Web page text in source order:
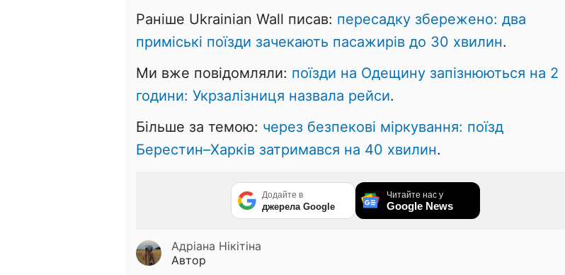
Раніше Ukrainian Wall писав: пересадку збережено: два
приміські поїзди зачекають пасажирів до 30 хвилин.
Ми вже повідомляли: поїзди на Одещину запізнюються на 2
години: Укрзалізниця назвала рейси.
Більше за темою: через безпекові міркування: поїзд
Берестин–Харків затримався на 40 хвилин.
Додайте в
джерела Google
Читайте нас у
Google News
Адріана Нікітіна
Автор